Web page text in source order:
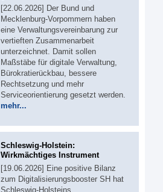
[22.06.2026] Der Bund und
Mecklenburg-Vorpommern haben
eine Verwaltungsvereinbarung zur
vertieften Zusammenarbeit
unterzeichnet. Damit sollen
Maßstäbe für digitale Verwaltung,
Bürokratierückbau, bessere
Rechtsetzung und mehr
Serviceorientierung gesetzt werden.
mehr...
Schleswig-Holstein:
Wirkmächtiges Instrument
[19.06.2026] Eine positive Bilanz
zum Digitalisierungsbooster SH hat
Schleswig-Holsteins